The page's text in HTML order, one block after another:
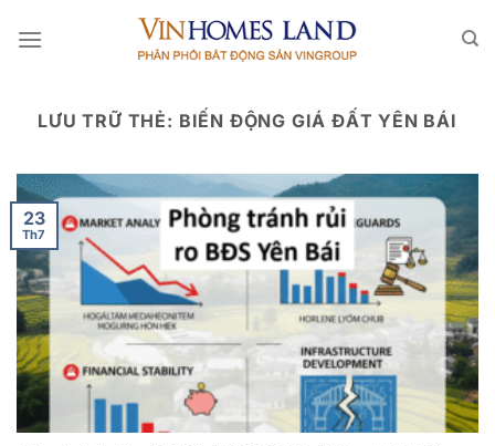
qua
LƯU TRỮ THẺ: BIẾN ĐỘNG GIÁ ĐẤT YÊN BÁI
23
Th7